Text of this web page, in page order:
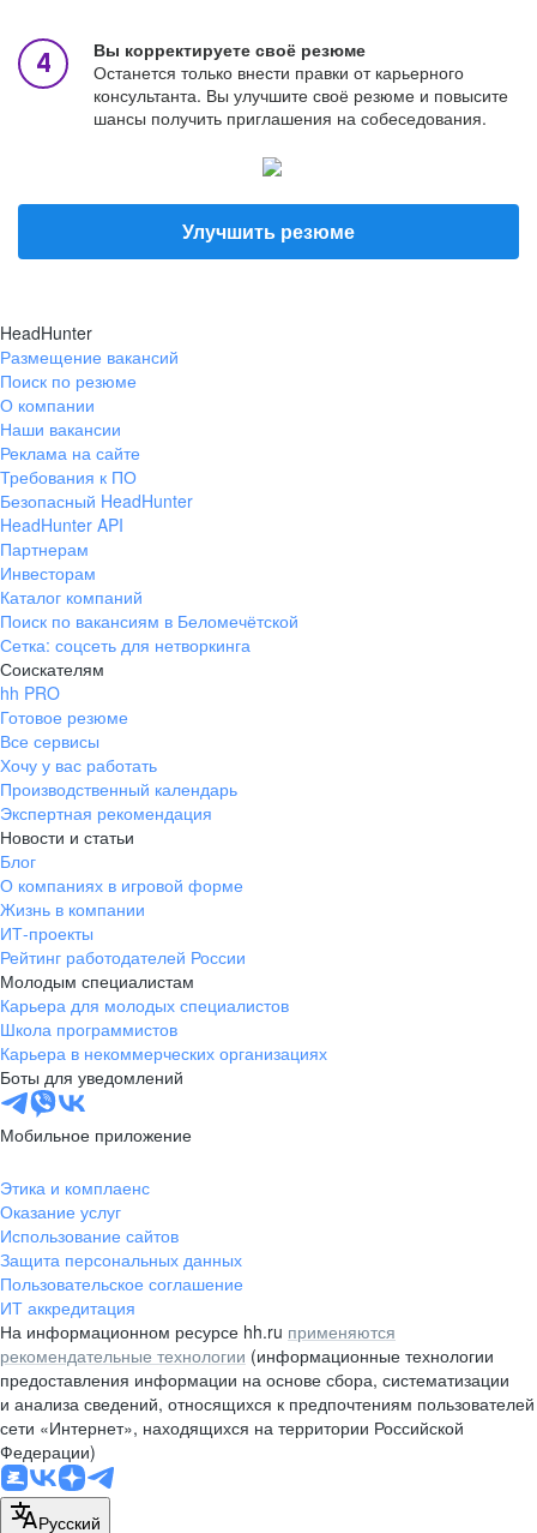
Вы корректируете своё резюме
Останется только внести правки от карьерного
консультанта. Вы улучшите своё резюме и повысите
шансы получить приглашения на собеседования.
Улучшить резюме
HeadHunter
Размещение вакансий
Поиск по резюме
О компании
Наши вакансии
Реклама на сайте
Требования к ПО
Безопасный HeadHunter
HeadHunter API
Партнерам
Инвесторам
Каталог компаний
Поиск по вакансиям в Беломечётской
Сетка: соцсеть для нетворкинга
Соискателям
hh PRO
Готовое резюме
Все сервисы
Хочу у вас работать
Производственный календарь
Экспертная рекомендация
Новости и статьи
Блог
О компаниях в игровой форме
Жизнь в компании
ИТ-проекты
Рейтинг работодателей России
Молодым специалистам
Карьера для молодых специалистов
Школа программистов
Карьера в некоммерческих организациях
Боты для уведомлений
Мобильное приложение
Этика и комплаенс
Оказание услуг
Использование сайтов
Защита персональных данных
Пользовательское соглашение
ИТ аккредитация
На информационном ресурсе hh.ru применяются
рекомендательные технологии (информационные технологии
предоставления информации на основе сбора, систематизации
и анализа сведений, относящихся к предпочтениям пользователей
сети «Интернет», находящихся на территории Российской
Федерации)
Русский